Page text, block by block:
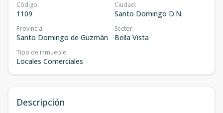
Código:
1109
Ciudad:
Santo Domingo D.N.
Provincia:
Santo Domingo de Guzmán
Sector:
Bella Vista
Tipo de inmueble:
Locales Comerciales
Descripción